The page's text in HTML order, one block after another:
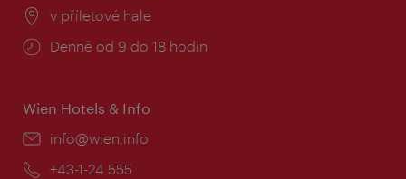
Místo:
v příletové hale
Provozní
Denně od 9 do 18 hodin
Wien Hotels & Info
E-
info@wien.info
Telefon:
+43-1-24 555